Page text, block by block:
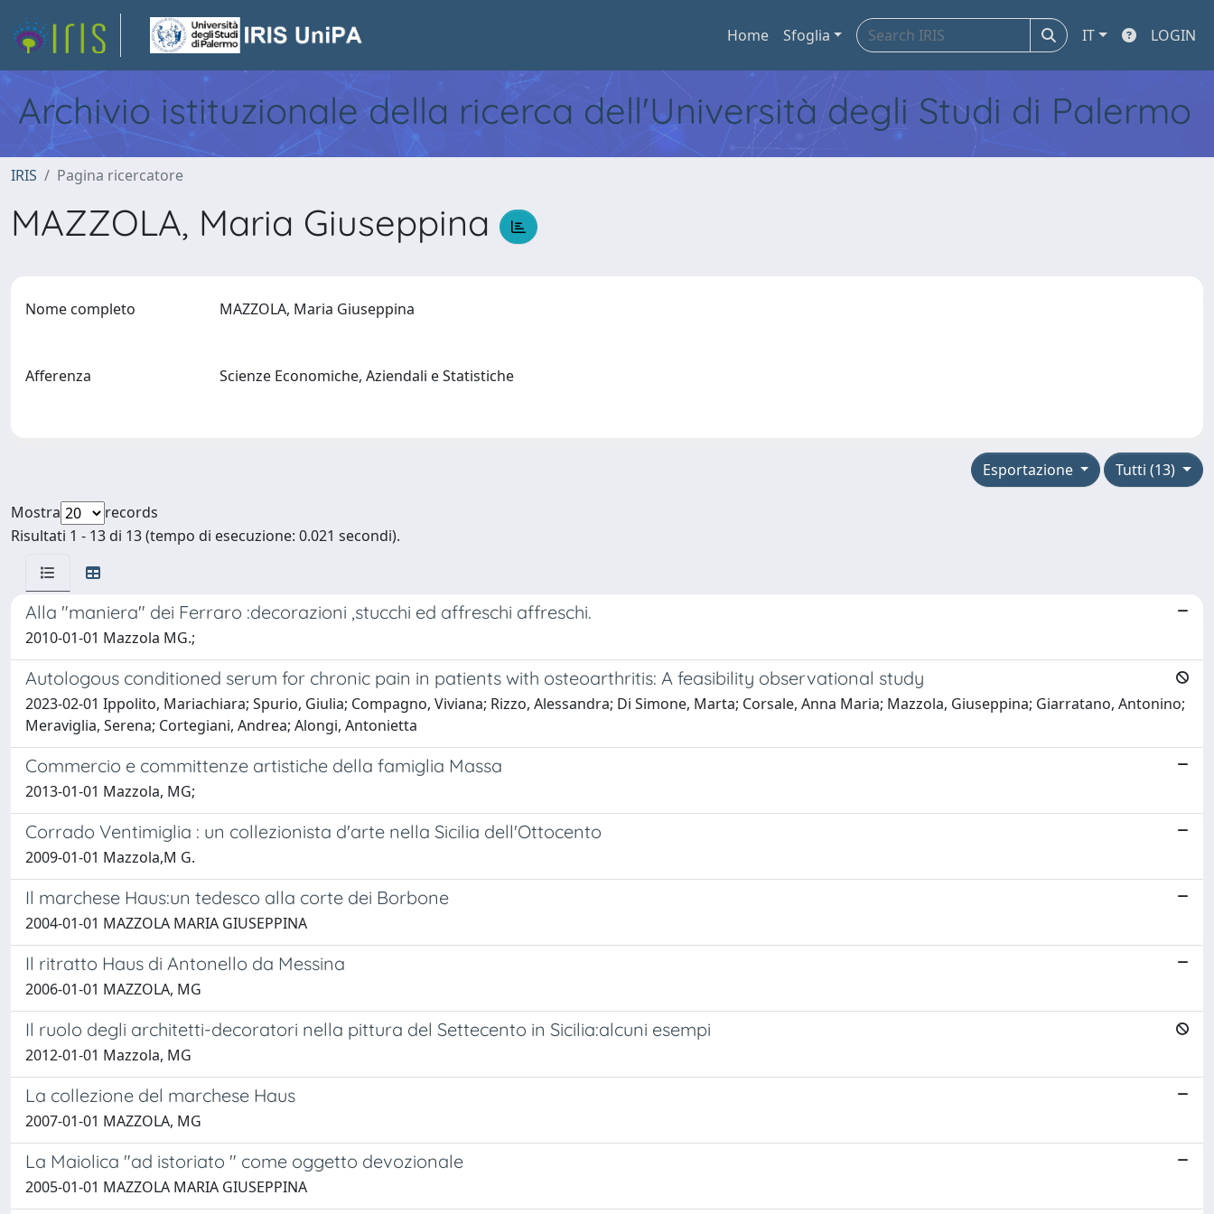
Home Sfoglia IT LOGIN
Archivio istituzionale della ricerca dell'Università degli Studi di Palermo
IRIS Pagina ricercatore
MAZZOLA, Maria Giuseppina
Nome completo MAZZOLA, Maria Giuseppina
Afferenza Scienze Economiche, Aziendali e Statistiche
Tutti (13)
Esportazione
Mostra
records
Risultati 1 - 13 di 13 (tempo di esecuzione: 0.021 secondi).
Alla "maniera" dei Ferraro :decorazioni ,stucchi ed affreschi affreschi.
2010-01-01 Mazzola MG.;
Autologous conditioned serum for chronic pain in patients with osteoarthritis: A feasibility observational study
2023-02-01 Ippolito, Mariachiara; Spurio, Giulia; Compagno, Viviana; Rizzo, Alessandra; Di Simone, Marta; Corsale, Anna Maria; Mazzola, Giuseppina; Giarratano, Antonino;
Meraviglia, Serena; Cortegiani, Andrea; Alongi, Antonietta
Commercio e committenze artistiche della famiglia Massa
2013-01-01 Mazzola, MG;
Corrado Ventimiglia : un collezionista d'arte nella Sicilia dell'Ottocento
2009-01-01 Mazzola,M G.
Il marchese Haus:un tedesco alla corte dei Borbone
2004-01-01 MAZZOLA MARIA GIUSEPPINA
Il ritratto Haus di Antonello da Messina
2006-01-01 MAZZOLA, MG
Il ruolo degli architetti-decoratori nella pittura del Settecento in Sicilia:alcuni esempi
2012-01-01 Mazzola, MG
La collezione del marchese Haus
2007-01-01 MAZZOLA, MG
La Maiolica "ad istoriato " come oggetto devozionale
2005-01-01 MAZZOLA MARIA GIUSEPPINA